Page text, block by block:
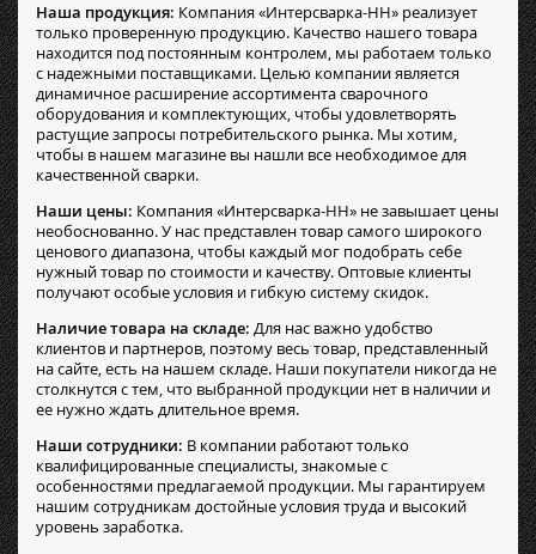
Наша продукция: Компания «Интерсварка-НН» реализует
только проверенную продукцию. Качество нашего товара
находится под постоянным контролем, мы работаем только
с надежными поставщиками. Целью компании является
динамичное расширение ассортимента сварочного
оборудования и комплектующих, чтобы удовлетворять
растущие запросы потребительского рынка. Мы хотим,
чтобы в нашем магазине вы нашли все необходимое для
качественной сварки.
Наши цены: Компания «Интерсварка-НН» не завышает цены
необоснованно. У нас представлен товар самого широкого
ценового диапазона, чтобы каждый мог подобрать себе
нужный товар по стоимости и качеству. Оптовые клиенты
получают особые условия и гибкую систему скидок.
Наличие товара на складе: Для нас важно удобство
клиентов и партнеров, поэтому весь товар, представленный
на сайте, есть на нашем складе. Наши покупатели никогда не
столкнутся с тем, что выбранной продукции нет в наличии и
ее нужно ждать длительное время.
Наши сотрудники: В компании работают только
квалифицированные специалисты, знакомые с
особенностями предлагаемой продукции. Мы гарантируем
нашим сотрудникам достойные условия труда и высокий
уровень заработка.